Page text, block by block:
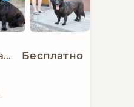
Маленький песик з евакуації мріє о родині! Бесплатно